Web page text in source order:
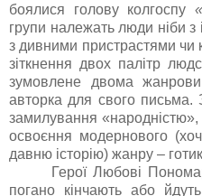
боялися голову колгоспу
групи належать люди ніби з
з дивними пристрастями чи
зіткнення двох палітр
зумовлене двома
авторка для свого
замилування «народністю»,
освоєння модернового
давню історію) жанру –
Герої Любові
погано кінчають або